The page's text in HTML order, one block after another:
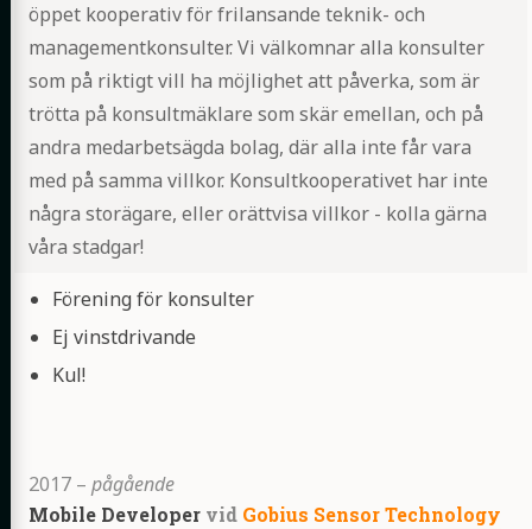
öppet kooperativ för frilansande teknik- och
managementkonsulter. Vi välkomnar alla konsulter
som på riktigt vill ha möjlighet att påverka, som är
trötta på konsultmäklare som skär emellan, och på
andra medarbetsägda bolag, där alla inte får vara
med på samma villkor. Konsultkooperativet har inte
några storägare, eller orättvisa villkor - kolla gärna
våra stadgar!
Highlights
Förening för konsulter
Ej vinstdrivande
Kul!
2017 – pågående
Mobile Developer vid Gobius Sensor Technology